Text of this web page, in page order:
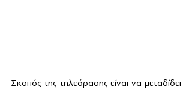
Σκοπός της τηλεόρασης είναι να μεταδίδει